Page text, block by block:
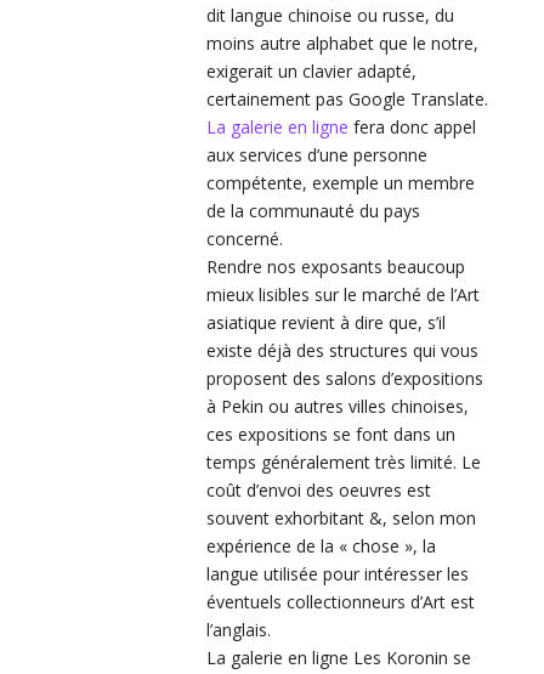
dit langue chinoise ou russe, du
moins autre alphabet que le notre,
exigerait un clavier adapté,
certainement pas Google Translate.
La galerie en ligne fera donc appel
aux services d’une personne
compétente, exemple un membre
de la communauté du pays
concerné.
Rendre nos exposants beaucoup
mieux lisibles sur le marché de l’Art
asiatique revient à dire que, s’il
existe déjà des structures qui vous
proposent des salons d’expositions
à Pekin ou autres villes chinoises,
ces expositions se font dans un
temps généralement très limité. Le
coût d’envoi des oeuvres est
souvent exhorbitant &, selon mon
expérience de la « chose », la
langue utilisée pour intéresser les
éventuels collectionneurs d’Art est
l’anglais.
La galerie en ligne Les Koronin se